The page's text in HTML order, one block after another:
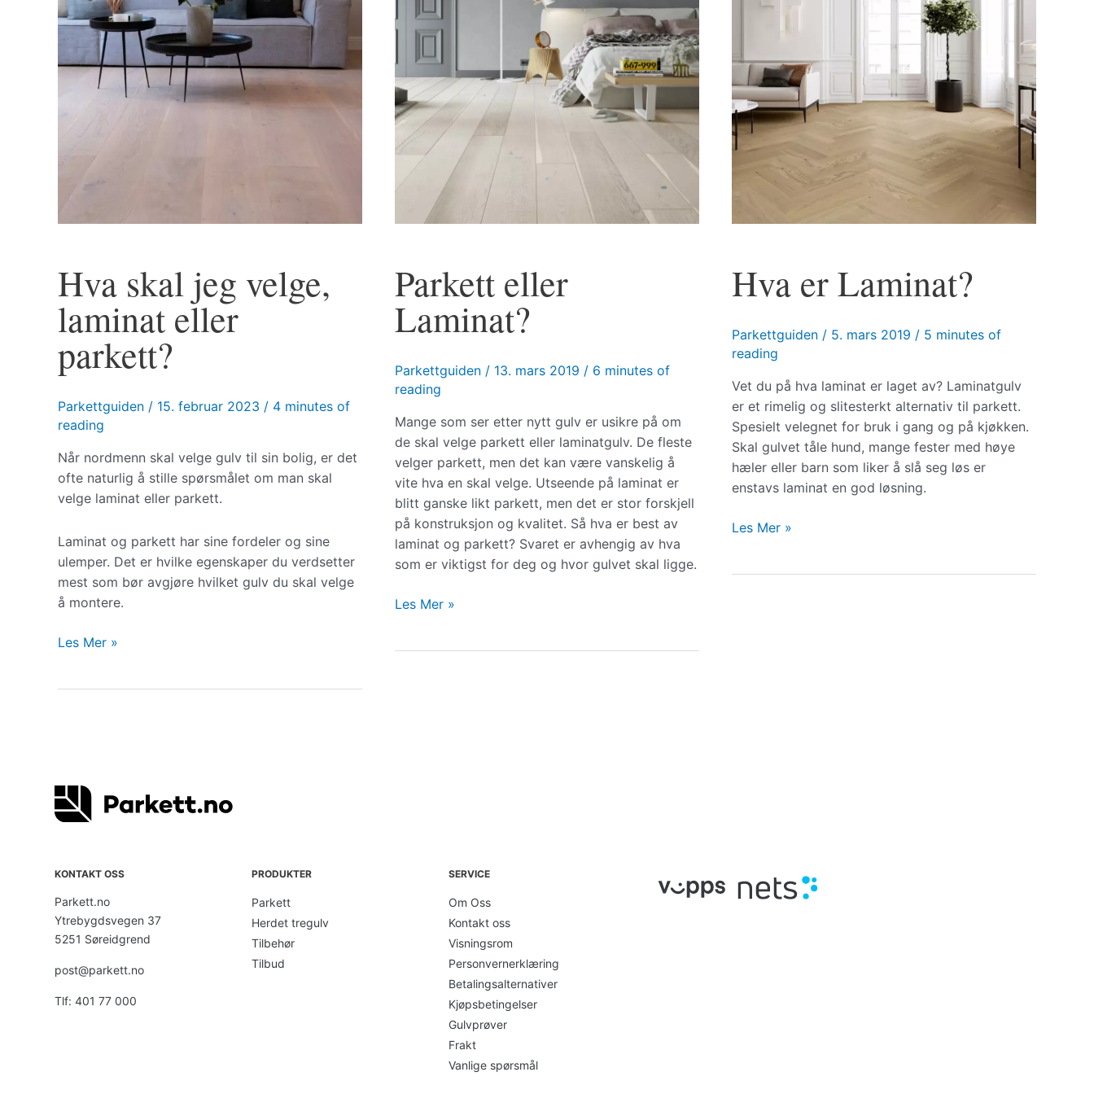
Hva skal jeg velge,
laminat eller
parkett?
Parkettguiden / 15. februar 2023 / 4 minutes of
reading
Når nordmenn skal velge gulv til sin bolig, er det
ofte naturlig å stille spørsmålet om man skal
velge laminat eller parkett.
Laminat og parkett har sine fordeler og sine
ulemper. Det er hvilke egenskaper du verdsetter
mest som bør avgjøre hvilket gulv du skal velge
å montere.
Hva
Les Mer »
Parkett eller
Laminat?
Parkettguiden / 13. mars 2019 / 6 minutes of
reading
Mange som ser etter nytt gulv er usikre på om
de skal velge parkett eller laminatgulv. De fleste
velger parkett, men det kan være vanskelig å
vite hva en skal velge. Utseende på laminat er
blitt ganske likt parkett, men det er stor forskjell
på konstruksjon og kvalitet. Så hva er best av
laminat og parkett? Svaret er avhengig av hva
som er viktigst for deg og hvor gulvet skal ligge.
Parkett
Les Mer »
Hva er Laminat?
Parkettguiden/ 5. mars 2019 / 5 minutes of
reading
Vet du på hva laminat er laget av? Laminatgulv
er et rimelig og slitesterkt alternativ til parkett.
Spesielt velegnet for bruk i gang og på kjøkken.
Skal gulvet tåle hund, mange fester med høye
hæler eller barn som liker å slå seg løs er
enstavs laminat en god løsning.
Hva
Les Mer »
KONTAKT OSS
Parkett.no
Ytrebygdsvegen 37
5251 Søreidgrend
post@parkett.no
Tlf: 401 77 000
PRODUKTER
Parkett
Herdet tregulv
Tilbehør
Tilbud
SERVICE
Om Oss
Kontakt oss
Visningsrom
Personvernerklæring
Betalingsalternativer
Kjøpsbetingelser
Gulvprøver
Frakt
Vanlige spørsmål